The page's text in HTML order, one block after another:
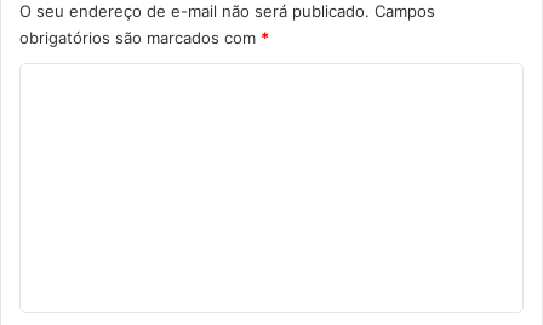
O seu endereço de e-mail não será publicado. Campos
obrigatórios são marcados com *